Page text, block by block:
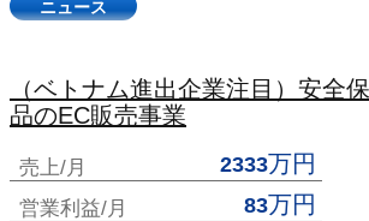
ニュース
（ベトナム進出企業注目）安全
品のEC販売事業
売上/月 2333万円
営業利益/月 83万円